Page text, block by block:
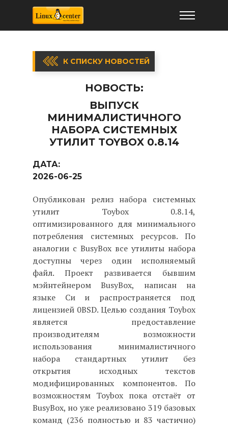
К СПИСКУ НОВОСТЕЙ
НОВОСТЬ:
ВЫПУСК
МИНИМАЛИСТИЧНОГО
НАБОРА СИСТЕМНЫХ
УТИЛИТ TOYBOX 0.8.14
ДАТА:
2026-06-25
Опубликован релиз набора системных
утилит Toybox 0.8.14,
оптимизированного для минимального
потребления системных ресурсов. По
аналогии с BusyBox все утилиты набора
доступны через один исполняемый
файл. Проект развивается бывшим
мэйнтейнером BusyBox, написан на
языке Си и распространяется под
лицензией 0BSD. Целью создания Toybox
является предоставление
производителям возможности
использования минималистичного
набора стандартных утилит без
открытия исходных текстов
модифицированных компонентов. По
возможностям Toybox пока отстаёт от
BusyBox, но уже реализовано 319 базовых
команд (236 полностью и 83 частично)